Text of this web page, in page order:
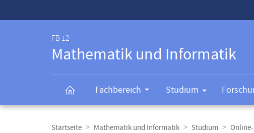
FB 12
Mathematik und Informatik
Fachbereich Studium
Navigation
Startseite Mathematik und Informatik Studium